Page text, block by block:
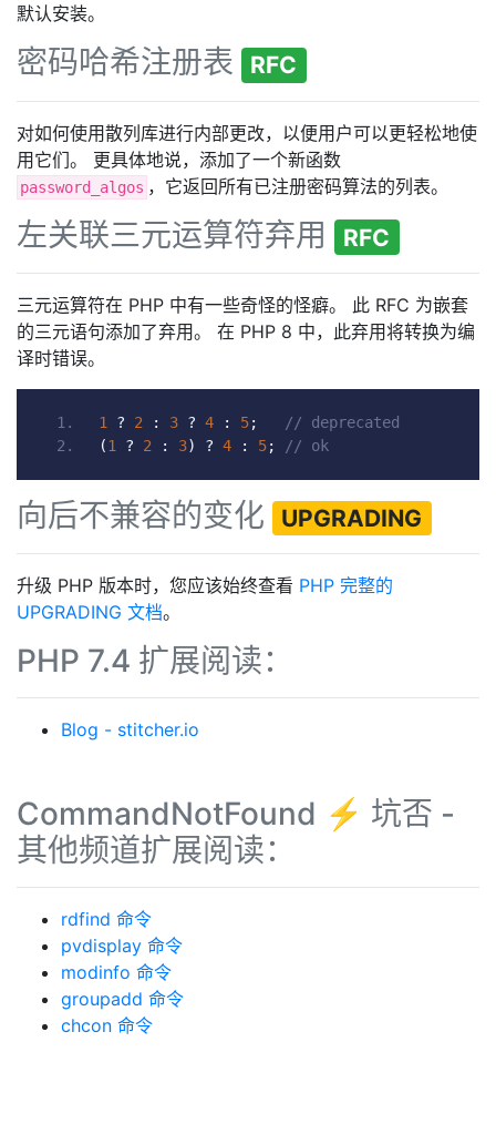
默认安装。
密码哈希注册表 RFC
对如何使用散列库进行内部更改，以便用户可以更轻松地使
用它们。 更具体地说，添加了一个新函数
password_algos ，它返回所有已注册密码算法的列表。
左关联三元运算符弃用 RFC
三元运算符在 PHP 中有一些奇怪的怪癖。 此 RFC 为嵌套
的三元语句添加了弃用。 在 PHP 8 中，此弃用将转换为编
译时错误。
1 ? 2 : 3 ? 4 : 5;
// deprecated
(1 ? 2 : 3) ? 4 : 5; // ok
向后不兼容的变化 UPGRADING
升级 PHP 版本时，您应该始终查看 PHP 完整的
UPGRADING 文档。
PHP 7.4 扩展阅读：
Blog - stitcher.io
CommandNotFound ⚡️ 坑否 -
其他频道扩展阅读：
rdfind 命令
pvdisplay 命令
modinfo 命令
groupadd 命令
chcon 命令